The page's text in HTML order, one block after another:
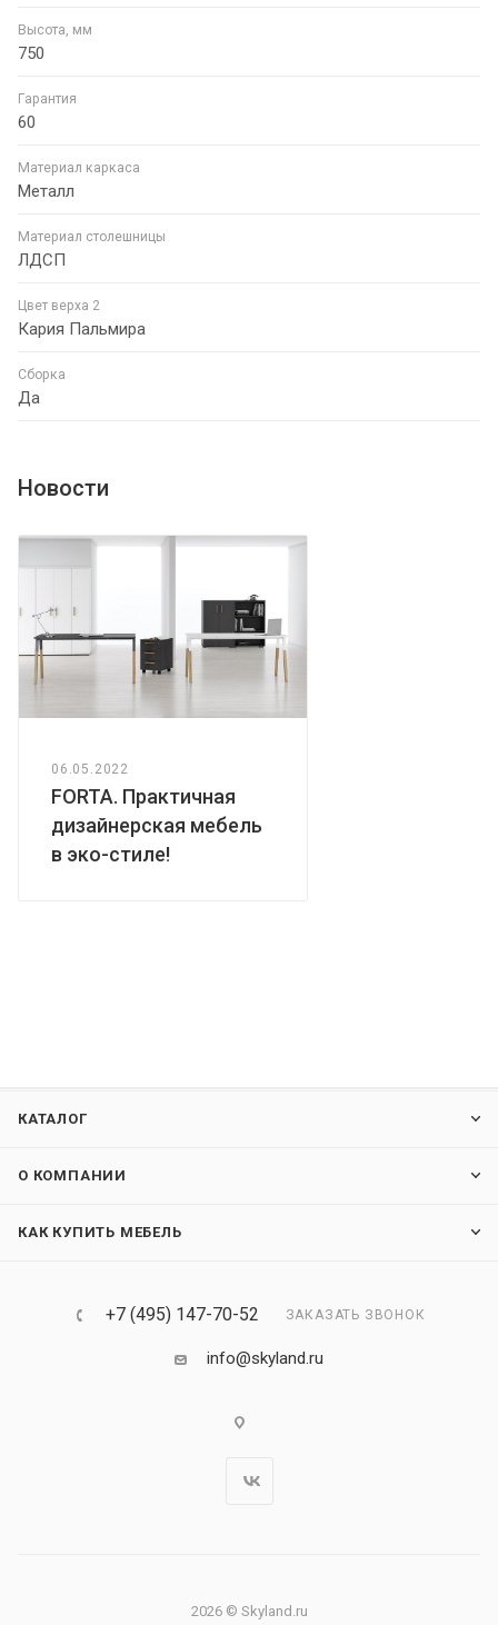
Высота, мм
750
Гарантия
60
Материал каркаса
Металл
Материал столешницы
ЛДСП
Цвет верха 2
Кария Пальмира
Сборка
Да
Новости
06.05.2022
FORTA. Практичная
дизайнерская мебель
в эко-стиле!
КАТАЛОГ
О КОМПАНИИ
КАК КУПИТЬ МЕБЕЛЬ
+7 (495) 147-70-52 ЗАКАЗАТЬ ЗВОНОК
info@skyland.ru
2026 © Skyland.ru